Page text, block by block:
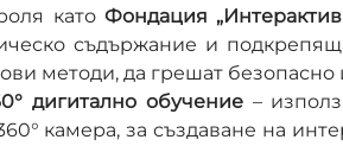
като Фондация
съдържание и
методи, да грешат безопасно
дигитално обучение –
камера, за създаване на